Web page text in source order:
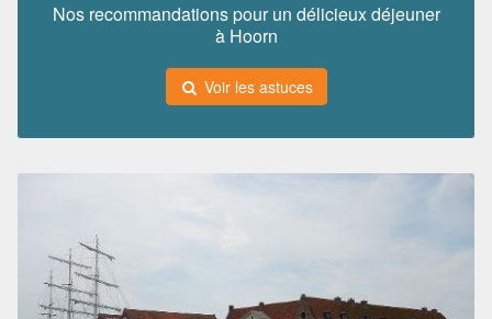
Nos recommandations pour un délicieux déjeuner
à Hoorn
Voir les astuces